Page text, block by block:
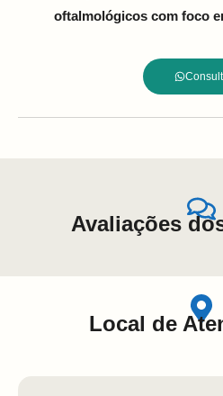
oftalmológicos com foco
Avaliações
Local de